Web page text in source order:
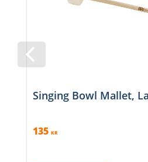
Singing Bowl Mallet,
135 KR